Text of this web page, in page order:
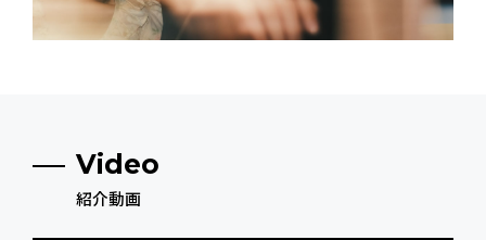
Video
紹介動画